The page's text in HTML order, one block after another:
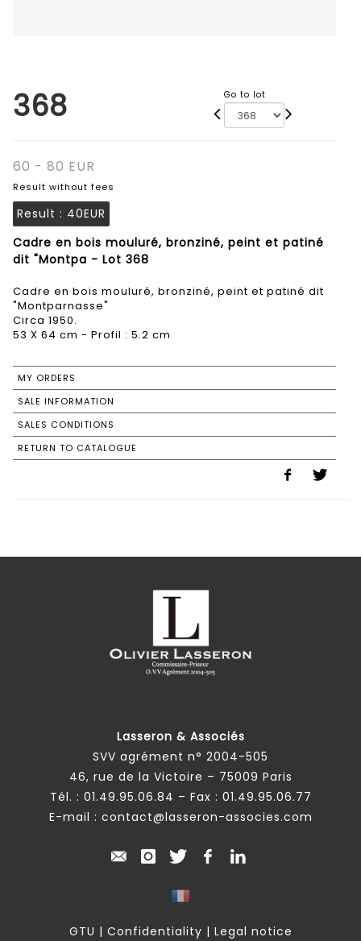
368 Go to lot
60 - 80 EUR
Result without fees
Result : 40EUR
Cadre en bois mouluré, bronziné, peint et patiné
dit "Montpa - Lot 368
Cadre en bois mouluré, bronziné, peint et patiné dit
"Montparnasse"
Circa 1950.
53 X 64 cm - Profil : 5.2 cm
MY ORDERS
SALE INFORMATION
SALES CONDITIONS
RETURN TO CATALOGUE
Lasseron & Associés
SVV agrément n° 2004-505
46, rue de la Victoire – 75009 Paris
Tél. : 01.49.95.06.84 – Fax : 01.49.95.06.77
E-mail : contact@lasseron-associes.com
GTU | Confidentiality | Legal notice